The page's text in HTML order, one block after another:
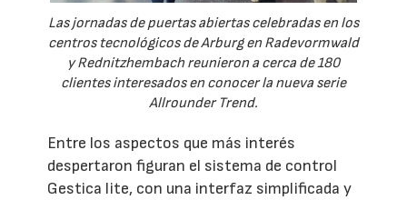
Las jornadas de puertas abiertas celebradas en los
centros tecnológicos de Arburg en Radevormwald
y Rednitzhembach reunieron a cerca de 180
clientes interesados en conocer la nueva serie
Allrounder Trend.
Entre los aspectos que más interés
despertaron figuran el sistema de control
Gestica lite, con una interfaz simplificada y